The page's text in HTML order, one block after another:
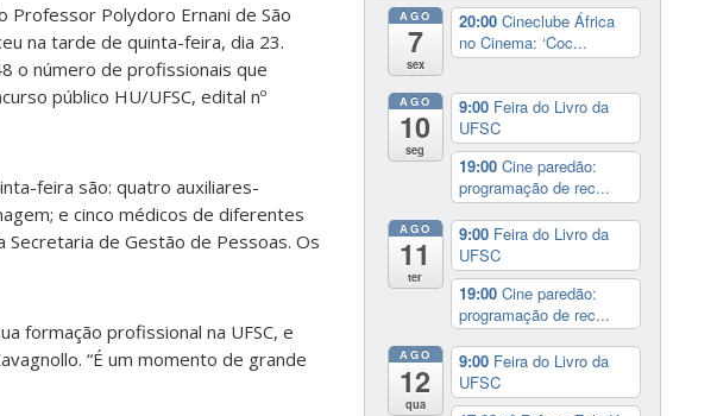
Professor Polydoro Ernani de São
na tarde de quinta-feira, dia 23.
o número de profissionais que
público HU/UFSC, edital nº
feira são: quatro auxiliares-
e cinco médicos de diferentes
de Gestão de Pessoas. Os
formação profissional na UFSC, e
“É um momento de grande
AGO
7
sex
20:00 Cineclube África
no Cinema: ‘Coc...
AGO
10
seg
9:00 Feira do Livro da
UFSC
19:00 Cine paredão:
programação de rec...
AGO
11
ter
9:00 Feira do Livro da
UFSC
19:00 Cine paredão:
programação de rec...
AGO
12
qua
9:00 Feira do Livro da
UFSC